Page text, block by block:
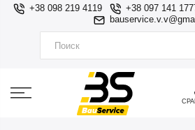
+38 098 219 4119 +38 097 141